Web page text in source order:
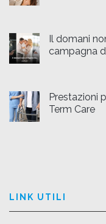
Il domani
campagna
Prestazioni
Term Care
LINK UTILI